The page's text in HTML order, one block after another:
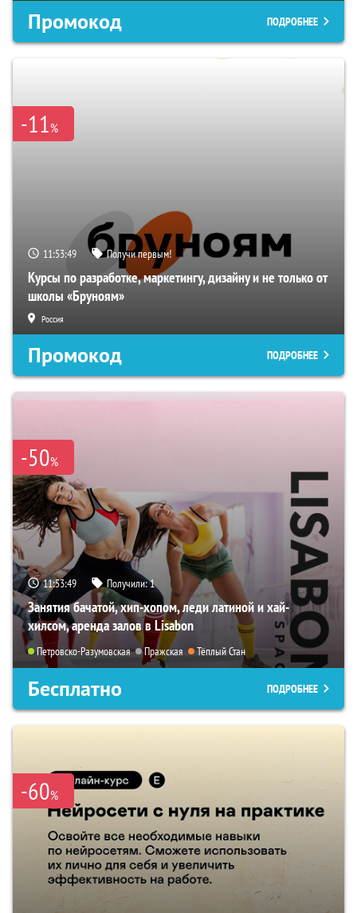
Промокод ПОДРОБНЕЕ
-11%
11:53:48 Получи первым!
Курсы по разработке, маркетингу, дизайну и не только от
школы «Бруноям»
Россия
Промокод ПОДРОБНЕЕ
-50%
11:53:48 Получили:1
Занятия бачатой, хип-хопом, леди латиной и хай-
хилсом, аренда залов в Lisabon
Петровско-Разумовская Пражская Тёплый Стан
Бесплатно ПОДРОБНЕЕ
-60%